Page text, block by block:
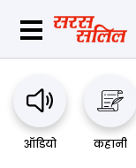
ऑडियो कहानी